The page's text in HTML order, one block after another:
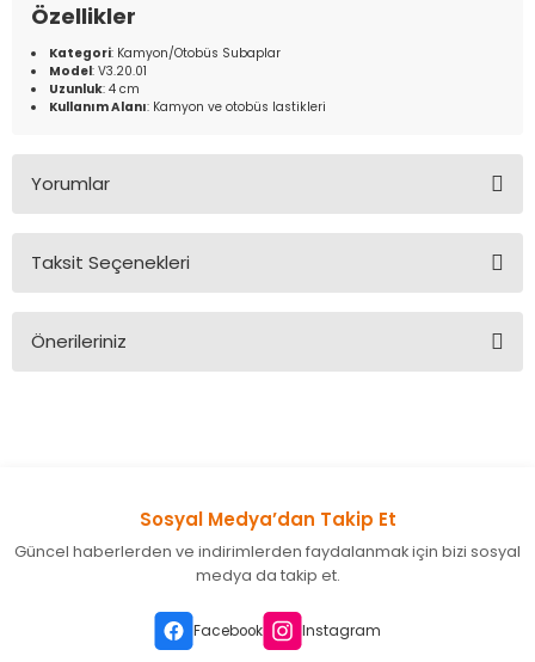
Özellikler
Kategori: Kamyon/Otobüs Subaplar
Model: V3.20.01
Uzunluk: 4 cm
Kullanım Alanı: Kamyon ve otobüs lastikleri
Yorumlar
Taksit Seçenekleri
Önerileriniz
Ürün resmi kalitesiz, bozuk veya görüntülenemiyor.
Ürün açıklamasında eksik bilgiler bulunuyor.
Ürün fiyatı diğer sitelerden daha pahalı.
Sosyal Medya’dan Takip Et
Güncel haberlerden ve indirimlerden faydalanmak için bizi sosyal
medya da takip et.
Facebook Instagram